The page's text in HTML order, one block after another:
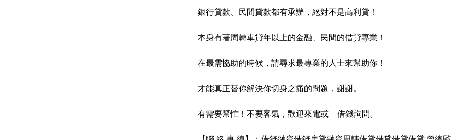
銀行貸款、民間貸款都有承辦，絕對不是高利貸！
本身有著周轉車貸年以上的金融、民間的借貸專業！
在最需協助的時候，請尋求最專業的人士來幫助你！
才能真正替你解決你切身之痛的問題，謝謝。
有需要幫忙！不要客氣，歡迎來電或 + 借錢詢問。